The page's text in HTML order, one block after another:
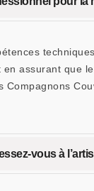
assurant que
vous à